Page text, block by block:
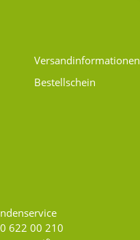
Versand­informationen
Bestellschein
622 00 210